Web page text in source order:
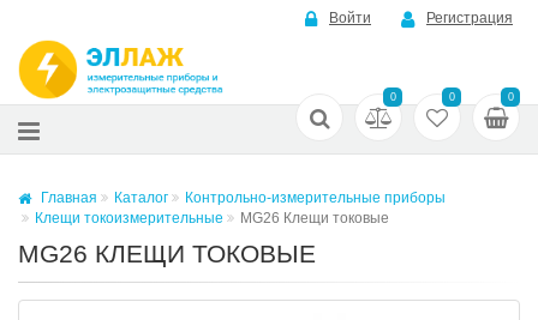
Войти Регистрация
0 0 0
Главная Каталог
Контрольно-измерительные приборы
Клещи токоизмерительные
MG26 Клещи токовые
MG26 КЛЕЩИ ТОКОВЫЕ